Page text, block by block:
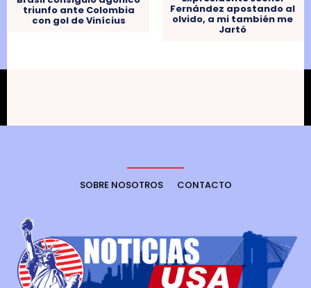
triunfo ante Colombia
con gol de Vinícius
Fernández apostando al
olvido, a mi también me
Jartó
SOBRE NOSOTROS CONTACTO